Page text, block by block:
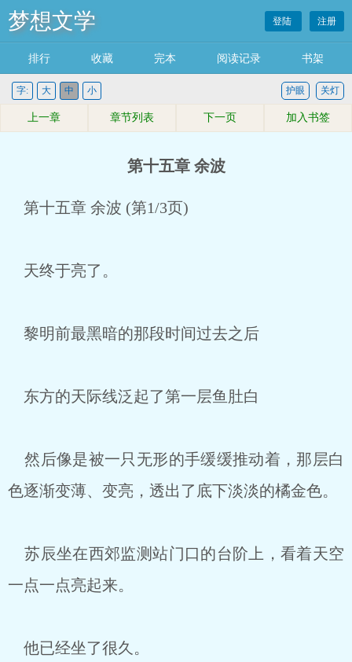
梦想文学 登陆 注册
排行 收藏 完本 阅读记录 书架
字: 大 中 小 关灯
护眼
上一章 章节列表 下一页 加入书签
第十五章 余波
第十五章 余波 (第1/3页)
天终于亮了。
黎明前最黑暗的那段时间过去之后
东方的天际线泛起了第一层鱼肚白
然后像是被一只无形的手缓缓推动着，那层白
色逐渐变薄、变亮，透出了底下淡淡的橘金色。
苏辰坐在西郊监测站门口的台阶上，看着天空
一点一点亮起来。
他已经坐了很久。